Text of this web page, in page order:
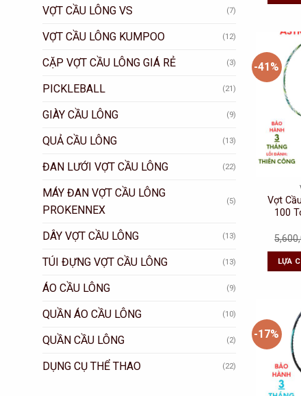
VỢT CẦU LÔNG VS (7)
VỢT CẦU LÔNG KUMPOO (12)
CẶP VỢT CẦU LÔNG GIÁ RẺ (3)
PICKLEBALL (21)
GIÀY CẦU LÔNG (9)
QUẢ CẦU LÔNG (13)
ĐAN LƯỚI VỢT CẦU LÔNG (22)
MÁY ĐAN VỢT CẦU LÔNG
PROKENNEX
(5)
DÂY VỢT CẦU LÔNG (13)
TÚI ĐỰNG VỢT CẦU LÔNG (13)
ÁO CẦU LÔNG (9)
QUẦN ÁO CẦU LÔNG (10)
QUẦN CẦU LÔNG (2)
DỤNG CỤ THỂ THAO (22)
-41%
Vợt
100
LỰA
-17%